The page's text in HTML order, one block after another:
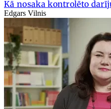
Kā nosaka kontrolēto
Edgars Vilnis